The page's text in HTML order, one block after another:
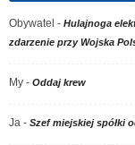
Obywatel - Hulajnoga
zdarzenie przy Wojska
My - Oddaj krew
Ja - Szef miejskiej spółki